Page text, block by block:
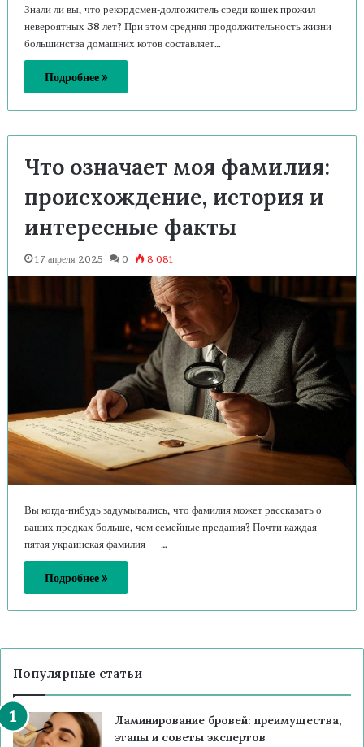
Знали ли вы, что рекордсмен-долгожитель среди кошек прожил
невероятных 38 лет? При этом средняя продолжительность жизни
большинства домашних котов составляет…
Подробнее »
Что означает моя фамилия:
происхождение, история и
интересные факты
17 апреля 2025 0 8 081
Вы когда-нибудь задумывались, что фамилия может рассказать о
ваших предках больше, чем семейные предания? Почти каждая
пятая украинская фамилия —…
Подробнее »
Популярные статьи
Ламинирование бровей: преимущества,
этапы и советы экспертов